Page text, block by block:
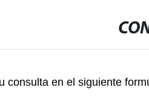
consulta en el siguiente